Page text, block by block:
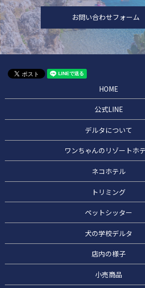
お問い合わせフォーム
HOME
公式LINE
デルタについて
ワンちゃんのリゾートホ
ネコホテル
トリミング
ペットシッター
犬の学校デルタ
店内の様子
小売商品